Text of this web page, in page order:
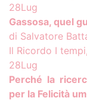
28Lug
Gassosa, quel
di Salvatore
Il Ricordo I
28Lug
Perché la
per la Felicità